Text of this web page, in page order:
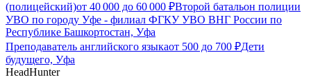
(полицейский)от 40 000 до 60 000 ₽Второй батальон полиции
УВО по городу Уфе - филиал ФГКУ УВО ВНГ России по
Республике Башкортостан, Уфа
Преподаватель английского языкаот 500 до 700 ₽Дети
будущего, Уфа
HeadHunter